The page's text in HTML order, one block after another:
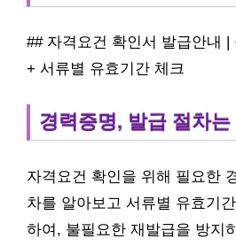
## 자격요건 확인서 발급안내 |
+ 서류별 유효기간 체크
경력증명, 발급 절차
자격요건 확인을 위해 필요한
차를 알아보고 서류별 유효기
하여, 불필요한 재발급을 방지